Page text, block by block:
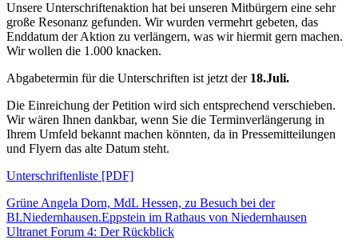
Unsere Unterschriftenaktion hat bei unseren Mitbürgern eine sehr
große Resonanz gefunden. Wir wurden vermehrt gebeten, das
Enddatum der Aktion zu verlängern, was wir hiermit gern machen.
Wir wollen die 1.000 knacken.
Abgabetermin für die Unterschriften ist jetzt der 18.Juli.
Die Einreichung der Petition wird sich entsprechend verschieben.
Wir wären Ihnen dankbar, wenn Sie die Terminverlängerung in
Ihrem Umfeld bekannt machen könnten, da in Pressemitteilungen
und Flyern das alte Datum steht.
Unterschriftenliste [PDF]
bundestagliste petitionultranetunterschriftenunterschriftenliste
Beitragsnavigation
Vorheriger
Beitrag:
Grüne Angela Dorn, MdL Hessen, zu Besuch bei der
BI.Niedernhausen.Eppstein im Rathaus von Niedernhausen
Nächster
Ultranet Forum 4: Der Rückblick